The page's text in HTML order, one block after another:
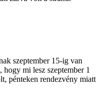
szeptember 15-ig van
hogy mi lesz szeptember 1
pénteken rendezvény miatt